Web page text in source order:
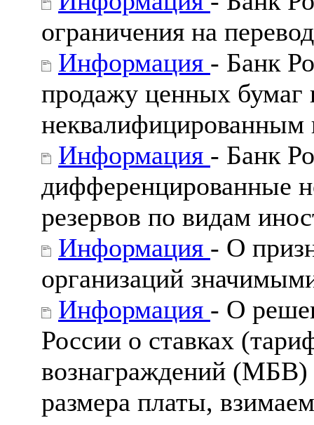
ограничения на
Информация - Банк
продажу ценных бумаг
неквалифицированным
Информация - Банк
дифференцированные
резервов по видам
Информация - О
организаций
Информация - О
России о ставках
вознаграждений (МБВ)
размера платы,